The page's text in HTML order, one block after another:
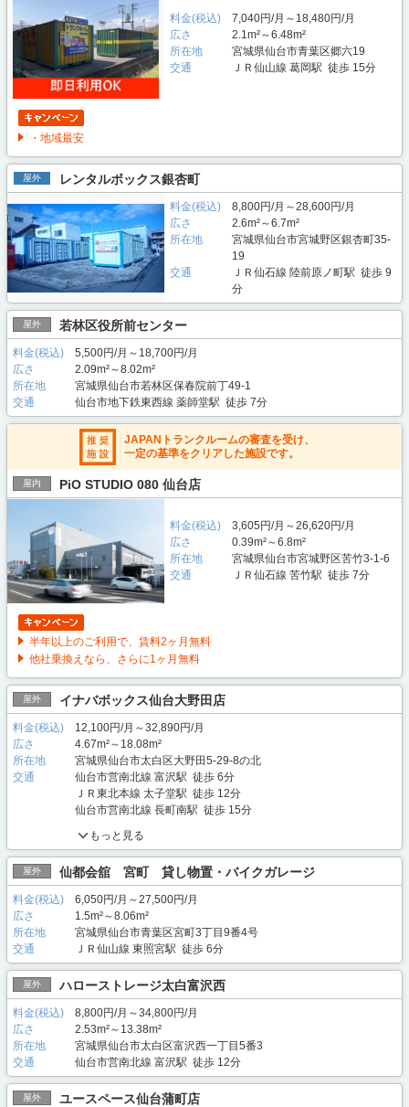
料金(税込)
7,040円/月～18,480円/月
広さ
2.1m²～6.48m²
所在地
宮城県仙台市青葉区郷六19
交通
ＪＲ仙山線 葛岡駅 徒歩 15分
・地域最安
屋外 レンタルボックス銀杏町
料金(税込)
8,800円/月～28,600円/月
広さ
2.6m²～6.7m²
所在地
宮城県仙台市宮城野区銀杏町35-
19
交通
ＪＲ仙石線 陸前原ノ町駅 徒歩 9
分
屋外 若林区役所前センター
料金(税込)
5,500円/月～18,700円/月
広さ
2.09m²～8.02m²
所在地
宮城県仙台市若林区保春院前丁49-1
交通
仙台市地下鉄東西線 薬師堂駅 徒歩 7分
JAPANトランクルームの審査を受け、
一定の基準をクリアした施設です。
屋内 PiO STUDIO 080 仙台店
料金(税込)
3,605円/月～26,620円/月
広さ
0.39m²～6.8m²
所在地
宮城県仙台市宮城野区苦竹3-1-6
交通
ＪＲ仙石線 苦竹駅 徒歩 7分
半年以上のご利用で、賃料2ヶ月無料
他社乗換えなら、さらに1ヶ月無料
屋外 イナバボックス仙台大野田店
料金(税込)
12,100円/月～32,890円/月
広さ
4.67m²～18.08m²
所在地
宮城県仙台市太白区大野田5-29-8の北
交通
仙台市営南北線 富沢駅 徒歩 6分
ＪＲ東北本線 太子堂駅 徒歩 12分
仙台市営南北線 長町南駅 徒歩 15分
もっと見る
屋外 仙都会舘 宮町 貸し物置・バイクガレージ
料金(税込)
6,050円/月～27,500円/月
広さ
1.5m²～8.06m²
所在地
宮城県仙台市青葉区宮町3丁目9番4号
交通
ＪＲ仙山線 東照宮駅 徒歩 6分
屋外 ハローストレージ太白富沢西
料金(税込)
8,800円/月～34,800円/月
広さ
2.53m²～13.38m²
所在地
宮城県仙台市太白区富沢西一丁目5番3
交通
仙台市営南北線 富沢駅 徒歩 12分
屋外 ユースペース仙台蒲町店